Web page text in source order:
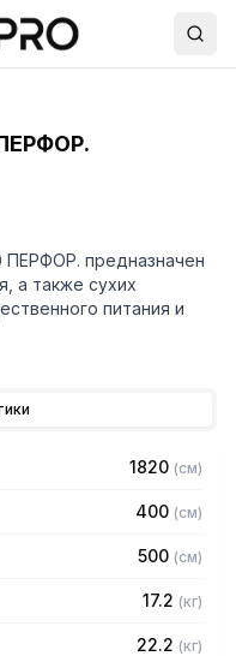
предназначен
а также сухих
питания и
из нержавеющей
мм
с шагом 50
1820 (см)
400 (см)
500 (см)
17.2 (кг)
22.2 (кг)